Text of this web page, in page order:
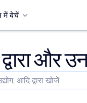
में बेचें
द्वारा और